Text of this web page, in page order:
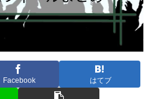
Facebook はてブ